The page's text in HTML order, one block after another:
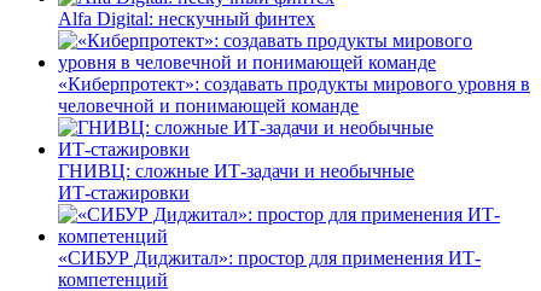
Alfa Digital: нескучный финтех
«Киберпротект»: создавать продукты мирового уровня в
человечной и понимающей команде
ГНИВЦ: сложные ИТ‑задачи и необычные
ИТ‑стажировки
«СИБУР Диджитал»: простор для применения ИТ-
компетенций